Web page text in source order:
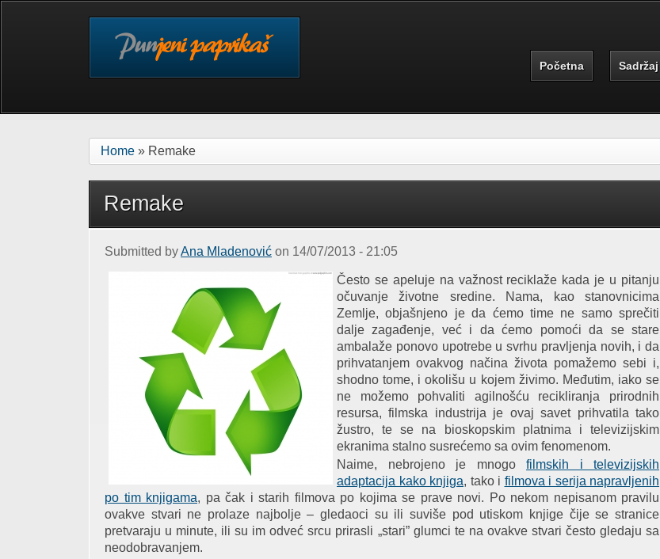
Početna Sadržaj
Home » Remake
Remake
Submitted byAna Mladenović on 14/07/2013 - 21:05
Često se apeluje na važnost reciklaže kada je u pitanju
očuvanje životne sredine. Nama, kao stanovnicima
Zemlje, objašnjeno je da ćemo time ne samo sprečiti
dalje zagađenje, već i da ćemo pomoći da se stare
ambalaže ponovo upotrebe u svrhu pravljenja novih, i da
prihvatanjem ovakvog načina života pomažemo sebi i,
shodno tome, i okolišu u kojem živimo. Međutim, iako se
ne možemo pohvaliti agilnošću recikliranja prirodnih
resursa, filmska industrija je ovaj savet prihvatila tako
žustro, te se na bioskopskim platnima i televizijskim
ekranima stalno susrećemo sa ovim fenomenom.
Naime, nebrojeno je mnogo filmskih i televizijskih
adaptacija kako knjiga, tako i filmova i serija napravljenih
po tim knjigama, pa čak i starih filmova po kojima se prave novi. Po nekom nepisanom pravilu
ovakve stvari ne prolaze najbolje – gledaoci su ili suviše pod utiskom knjige čije se stranice
pretvaraju u minute, ili su im odveć srcu prirasli „stari” glumci te na ovakve stvari često gledaju sa
neodobravanjem.